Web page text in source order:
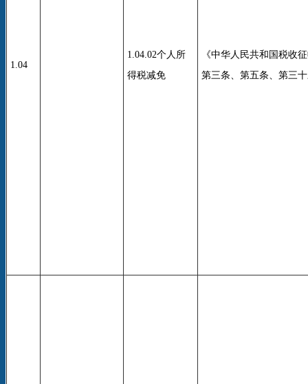
1.04
1.04.02个人所
得税减免
《中华人民共和国税收
第三条、第五条、第三